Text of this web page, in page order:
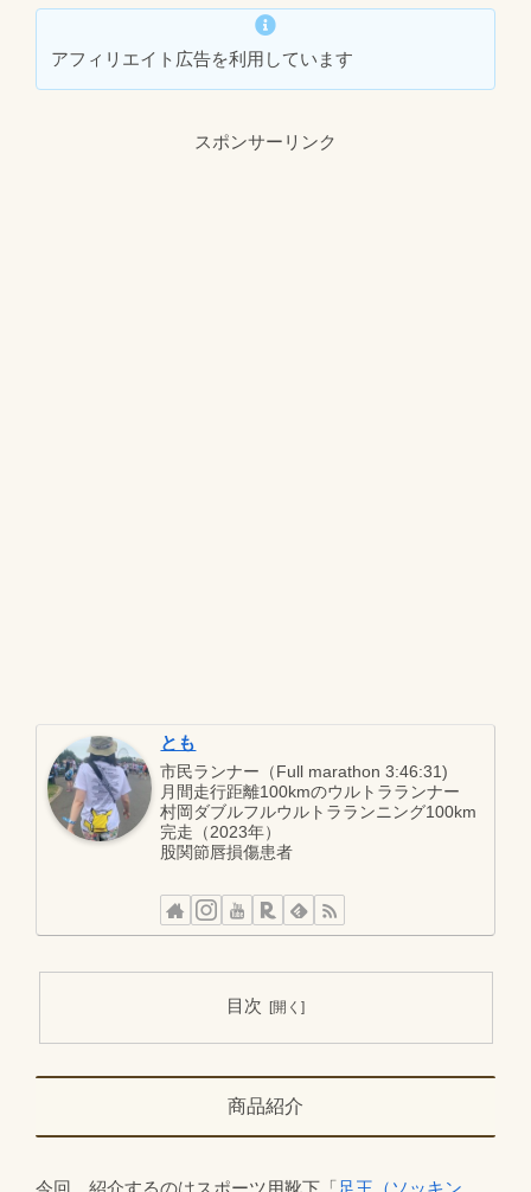
アフィリエイト広告を利用しています
スポンサーリンク
とも
市民ランナー（Full marathon 3:46:31)
月間走行距離100kmのウルトラランナー
村岡ダブルフルウルトラランニング100km
完走（2023年）
股関節唇損傷患者
目次
商品紹介
今回、紹介するのはスポーツ用靴下「足王（ソッキン